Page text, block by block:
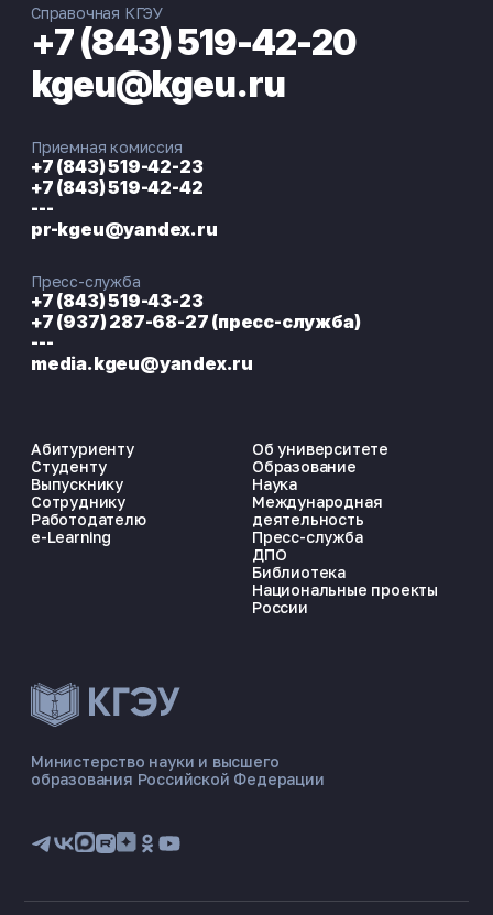
ЭНЕРГОКОД — ПОМОЩНИК КГЭУ
📋 Приёмная комиссия
🏠 Общежитие
Министерство науки и высшего
образования Российской Федерации
Абитуриенту
Студенту
Выпускнику
Сотруднику
Работодателю
e-Learning
Об университете
Образование
Наука
Международная
деятельность
Пресс-служба
ДПО
Библиотека
Национальные проекты
России
Справочная КГЭУ
+7 (843) 519-42-20
kgeu@kgeu.ru
Приемная комиссия
+7 (843) 519-42-23
+7 (843) 519-42-42
---
pr-kgeu@yandex.ru
Пресс-служба
+7 (843) 519-43-23
+7 (937) 287-68-27 (пресс-служба)
---
media.kgeu@yandex.ru